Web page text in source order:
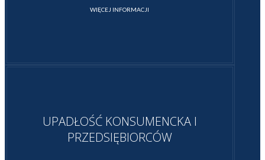
WIĘCEJ INFORMACJI
UPADŁOŚĆ KONSUMENCKA I
PRZEDSIĘBIORCÓW